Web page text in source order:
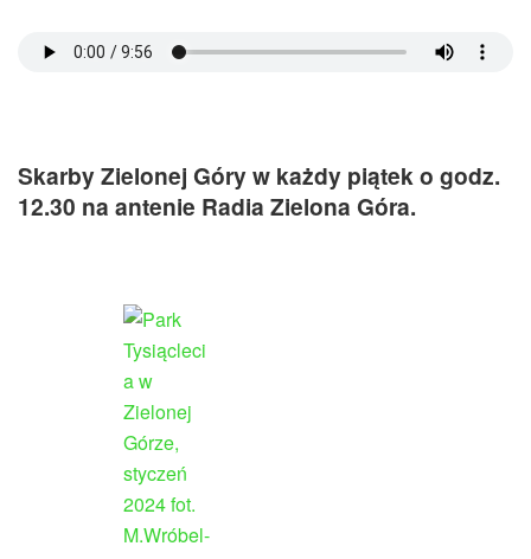
Skarby Zielonej Góry w każdy piątek o godz.
12.30 na antenie Radia Zielona Góra.